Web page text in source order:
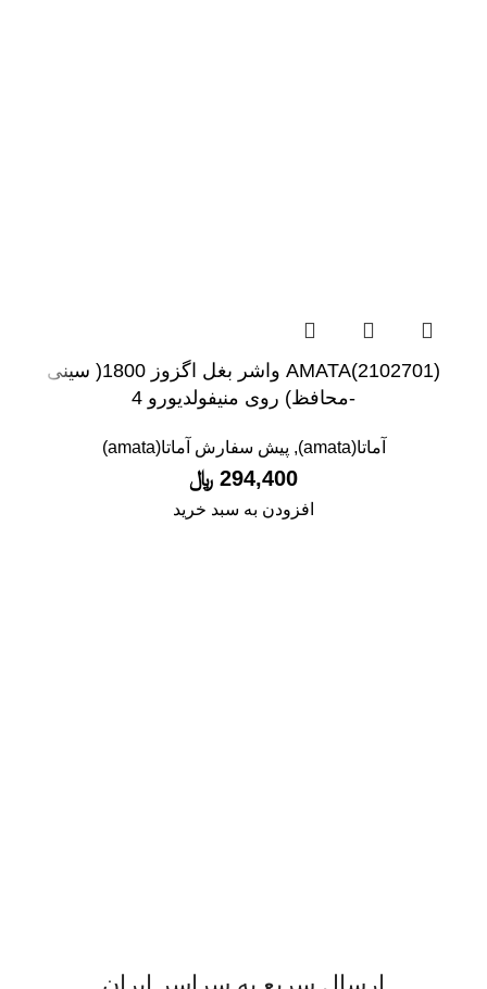
(2102701)AMATA واشر بغل اگزوز 1800( سینی
-محافظ) روی منیفولدیورو 4
آماتا(amata) , پیش سفارش آماتا(amata)
294,400 ﷼
افزودن به سبد خرید